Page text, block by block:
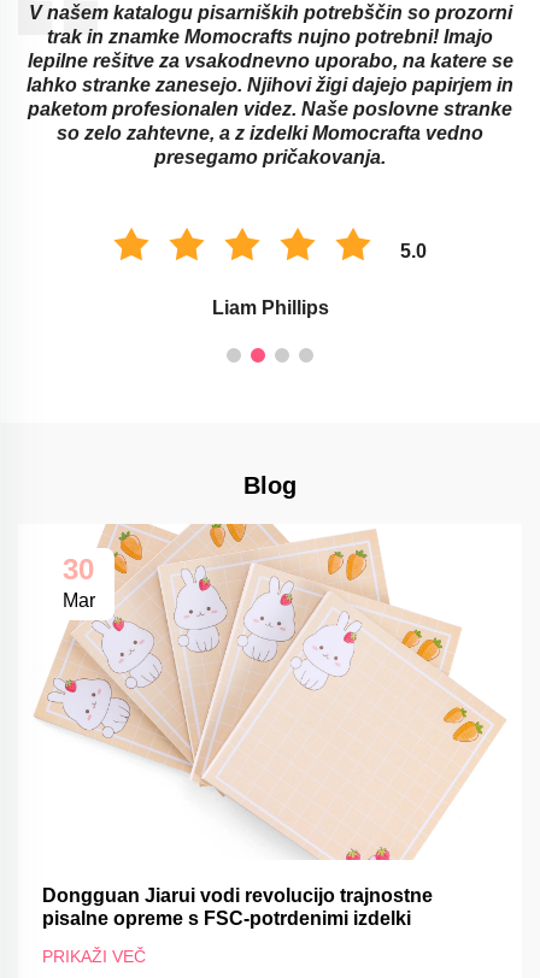
V našem katalogu pisarniških potrebščin so prozorni
trak in znamke Momocrafts nujno potrebni! Imajo
lepilne rešitve za vsakodnevno uporabo, na katere se
lahko stranke zanesejo. Njihovi žigi dajejo papirjem in
paketom profesionalen videz. Naše poslovne stranke
so zelo zahtevne, a z izdelki Momocrafta vedno
presegamo pričakovanja.
5.0
Liam Phillips
Blog
30
Mar
Dongguan Jiarui vodi revolucijo trajnostne
pisalne opreme s FSC-potrdenimi izdelki
PRIKAŽI VEČ